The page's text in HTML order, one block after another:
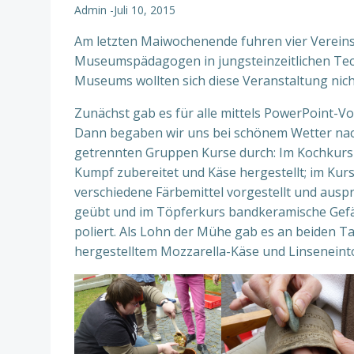
Admin -Juli 10, 2015
Am letzten Maiwochenende fuhren vier
Museumspädagogen in jungsteinzeitlichen
Museums wollten sich diese Veranstaltung
Zunächst gab es für alle mittels PowerPoint-
Dann begaben wir uns bei schönem Wetter
getrennten Gruppen Kurse durch: Im
Kumpf zubereitet und Käse hergestellt; im
verschiedene Färbemittel vorgestellt und
geübt und im Töpferkurs bandkeramische
poliert. Als Lohn der Mühe gab es an beiden
hergestelltem Mozzarella-Käse und